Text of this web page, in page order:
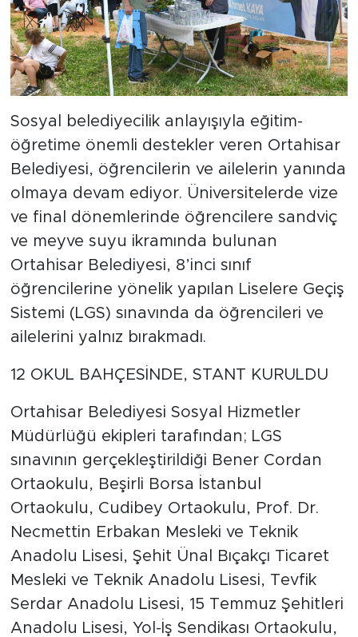
Sosyal belediyecilik anlayışıyla eğitim-
öğretime önemli destekler veren Ortahisar
Belediyesi, öğrencilerin ve ailelerin yanında
olmaya devam ediyor. Üniversitelerde vize
ve final dönemlerinde öğrencilere sandviç
ve meyve suyu ikramında bulunan
Ortahisar Belediyesi, 8’inci sınıf
öğrencilerine yönelik yapılan Liselere Geçiş
Sistemi (LGS) sınavında da öğrencileri ve
ailelerini yalnız bırakmadı.
12 OKUL BAHÇESİNDE, STANT KURULDU
Ortahisar Belediyesi Sosyal Hizmetler
Müdürlüğü ekipleri tarafından; LGS
sınavının gerçekleştirildiği Bener Cordan
Ortaokulu, Beşirli Borsa İstanbul
Ortaokulu, Cudibey Ortaokulu, Prof. Dr.
Necmettin Erbakan Mesleki ve Teknik
Anadolu Lisesi, Şehit Ünal Bıçakçı Ticaret
Mesleki ve Teknik Anadolu Lisesi, Tevfik
Serdar Anadolu Lisesi, 15 Temmuz Şehitleri
Anadolu Lisesi, Yol-İş Sendikası Ortaokulu,